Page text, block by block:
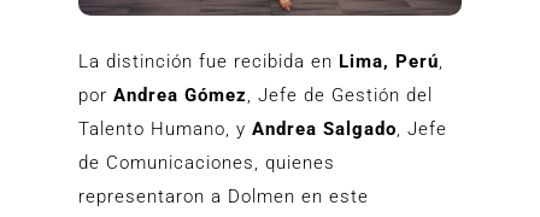
La distinción fue recibida en Lima, Perú,
por Andrea Gómez, Jefe de Gestión del
Talento Humano, y Andrea Salgado, Jefe
de Comunicaciones, quienes
representaron a Dolmen en este